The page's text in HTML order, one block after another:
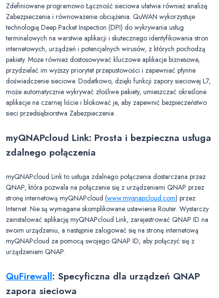
Zdefiniowane programowo Łączność sieciowa ułatwia również analizę
Zabezpieczenia i równoważenie obciążenia. QuWAN wykorzystuje
technologię Deep Packet Inspection (DPI) do wykrywania usług
terminalowych na warstwie aplikacji i skutecznego identyfikowania stron
internetowych, urządzeń i potencjalnych wirusów, z których pochodzą
pakiety. Może również dostosowywać kluczowe aplikacje biznesowe,
przydzielać im wyższy priorytet przepustowości i zapewniać płynne
doświadczenie sieciowe. Dodatkowo, dzięki funkcji zapory sieciowej L7,
może automatycznie wykrywać złośliwe pakiety, umieszczać określone
aplikacje na czarnej liście i blokować je, aby zapewnić bezpieczeństwo
sieci przedsiębiorstwa Zabezpieczenia .
myQNAPcloud Link: Prosta i bezpieczna usługa
zdalnego połączenia
myQNAPcloud Link to usługa zdalnego połączenia dostarczana przez
QNAP, która pozwala na połączenie się z urządzeniami QNAP przez
stronę internetową myQNAPcloud (www.myqnapcloud.com) przez
Internet. Nie są wymagane skomplikowane ustawienia Router. Wystarczy
zainstalować aplikację myQNAPcloud Link, zarejestrować QNAP ID na
swoim urządzeniu, a następnie zalogować się na stronę internetową
myQNAPcloud za pomocą swojego QNAP ID, aby połączyć się z
urządzeniem QNAP.
QuFirewall: Specyficzna dla urządzeń QNAP
zapora sieciowa